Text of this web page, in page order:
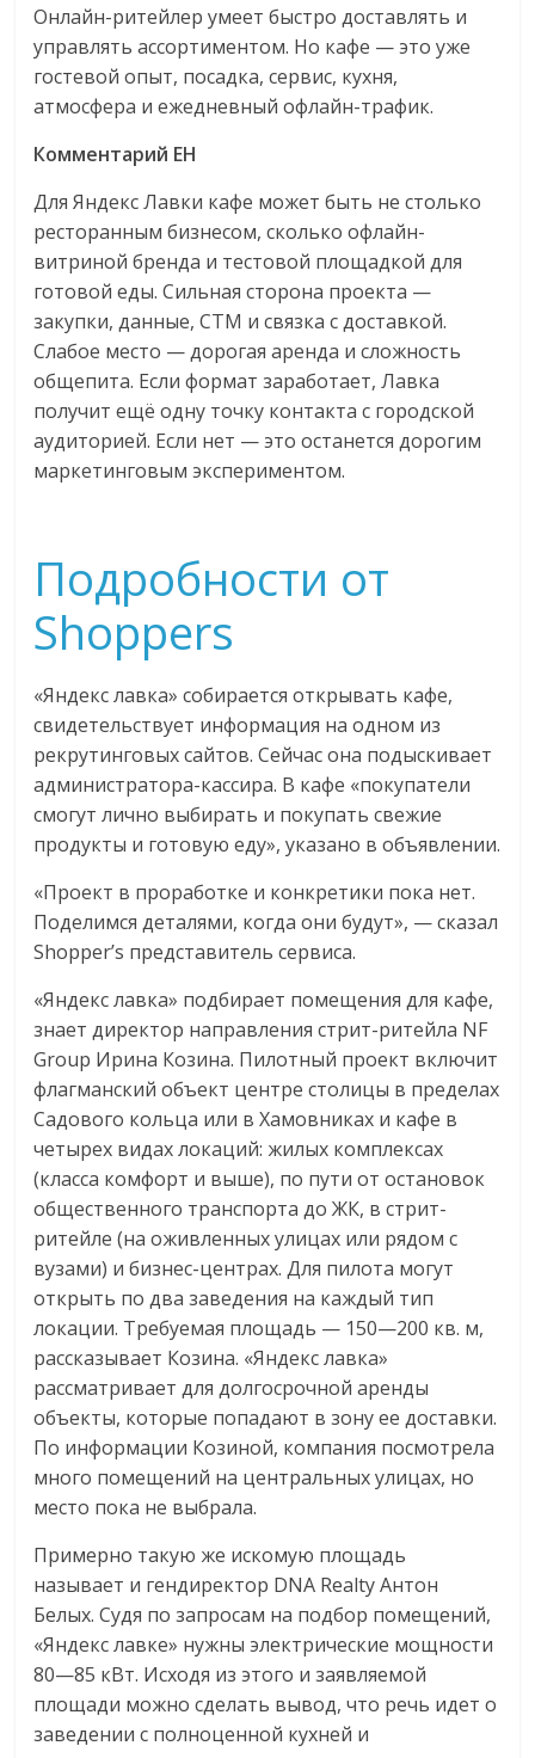
Онлайн-ритейлер умеет быстро доставлять и
управлять ассортиментом. Но кафе — это уже
гостевой опыт, посадка, сервис, кухня,
атмосфера и ежедневный офлайн-трафик.
Комментарий EH
Для Яндекс Лавки кафе может быть не столько
ресторанным бизнесом, сколько офлайн-
витриной бренда и тестовой площадкой для
готовой еды. Сильная сторона проекта —
закупки, данные, СТМ и связка с доставкой.
Слабое место — дорогая аренда и сложность
общепита. Если формат заработает, Лавка
получит ещё одну точку контакта с городской
аудиторией. Если нет — это останется дорогим
маркетинговым экспериментом.
Подробности от
Shoppers
«Яндекс лавка» собирается открывать кафе,
свидетельствует информация на одном из
рекрутинговых сайтов. Сейчас она подыскивает
администратора-кассира. В кафе «покупатели
смогут лично выбирать и покупать свежие
продукты и готовую еду», указано в объявлении.
«Проект в проработке и конкретики пока нет.
Поделимся деталями, когда они будут», — сказал
Shopper’s представитель сервиса.
«Яндекс лавка» подбирает помещения для кафе,
знает директор направления стрит-ритейла NF
Group Ирина Козина. Пилотный проект включит
флагманский объект центре столицы в пределах
Садового кольца или в Хамовниках и кафе в
четырех видах локаций: жилых комплексах
(класса комфорт и выше), по пути от остановок
общественного транспорта до ЖК, в стрит-
ритейле (на оживленных улицах или рядом с
вузами) и бизнес-центрах. Для пилота могут
открыть по два заведения на каждый тип
локации. Требуемая площадь — 150—200 кв. м,
рассказывает Козина. «Яндекс лавка»
рассматривает для долгосрочной аренды
объекты, которые попадают в зону ее доставки.
По информации Козиной, компания посмотрела
много помещений на центральных улицах, но
место пока не выбрала.
Примерно такую же искомую площадь
называет и гендиректор DNA Realty Антон
Белых. Судя по запросам на подбор помещений,
«Яндекс лавке» нужны электрические мощности
80—85 кВт. Исходя из этого и заявляемой
площади можно сделать вывод, что речь идет о
заведении с полноценной кухней и